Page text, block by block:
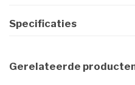
Specificaties
Gerelateerde